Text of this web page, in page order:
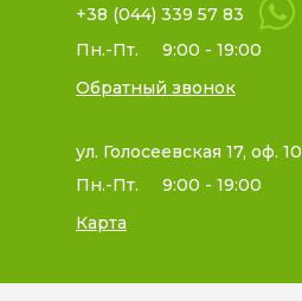
+38 (044) 339 57 83
Пн.-Пт.
9:00 - 19:00
Обратный звонок
ул. Голосеевская 17, оф.
Пн.-Пт.
9:00 - 19:00
Карта